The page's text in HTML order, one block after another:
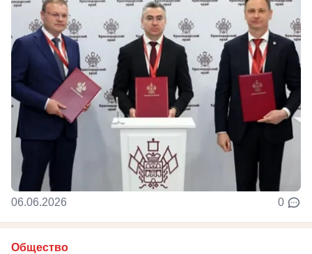
06.06.2026 0
Общество